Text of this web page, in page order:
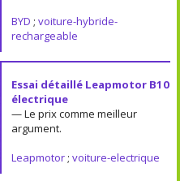
BYD ; voiture-hybride-
rechargeable
Essai détaillé Leapmotor B10
électrique
— Le prix comme meilleur
argument.
Leapmotor ; voiture-electrique